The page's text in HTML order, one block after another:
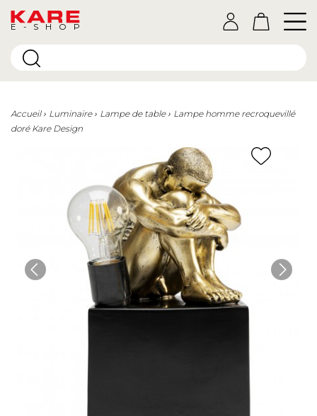
E-SHOP
Accueil Luminaire Lampe de table
Lampe homme recroquevillé
doré Kare Design